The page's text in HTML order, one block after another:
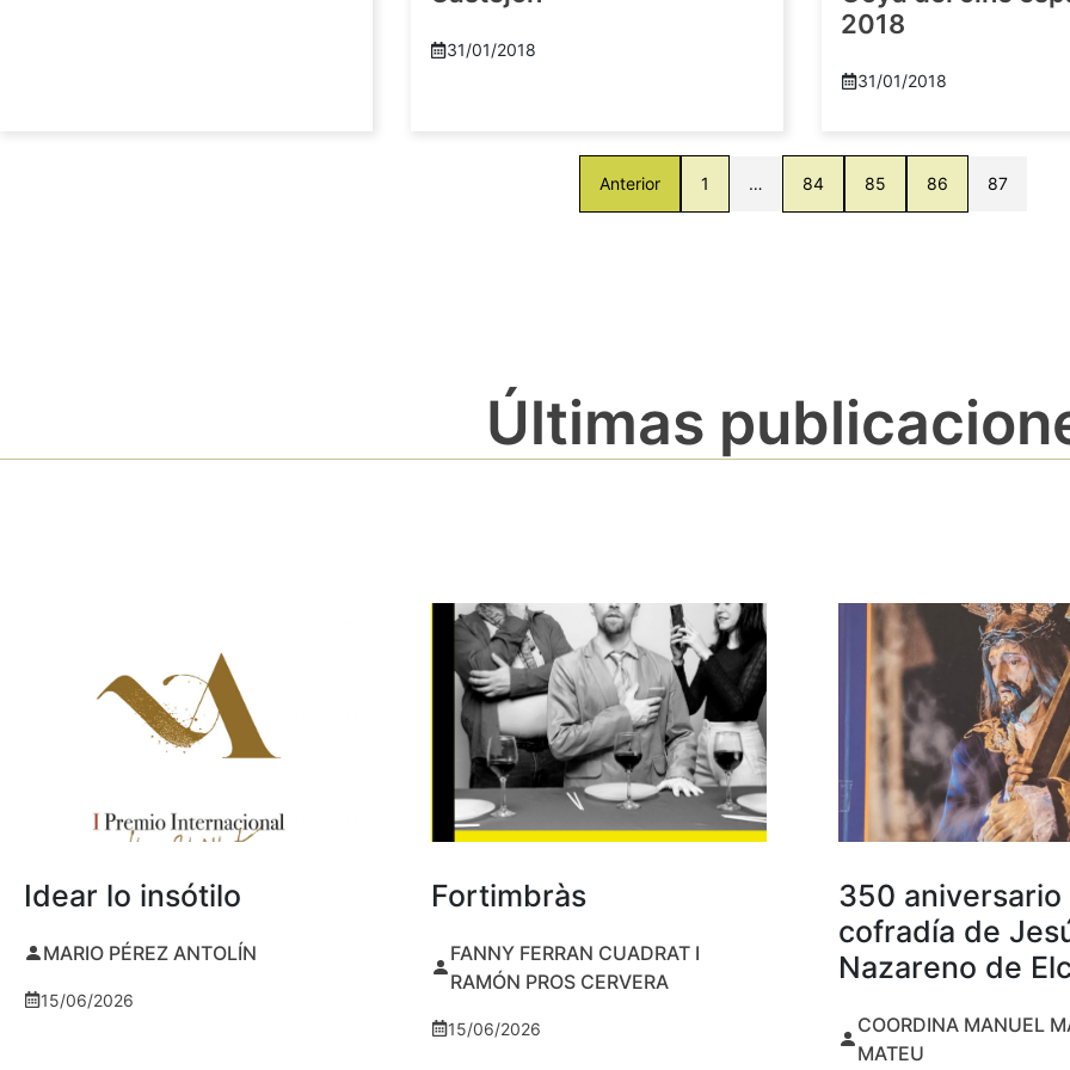
31/01/2018
2018
31/01/2018
Anterior 1 … 84 85 86 87
Últimas
Idear lo insótilo
MARIO PÉREZ ANTOLÍN
15/06/2026
Fortimbràs
FANNY FERRAN CUADRAT I
RAMÓN PROS CERVERA
15/06/2026
350 aniversario
cofradía de
Nazareno de
COORDINA MANUEL
MATEU